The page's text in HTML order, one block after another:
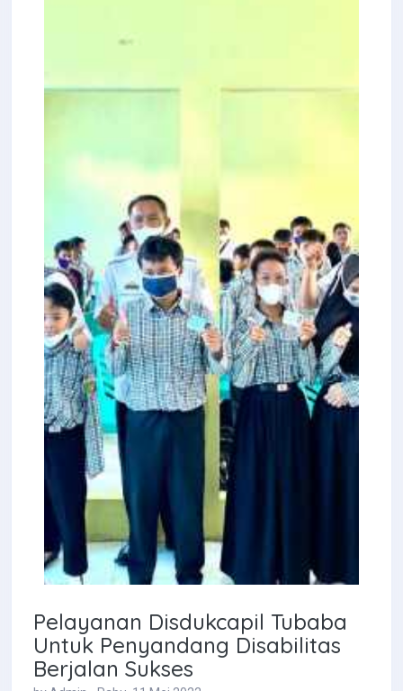
Pelayanan Disdukcapil Tubaba
Untuk Penyandang Disabilitas
Berjalan Sukses